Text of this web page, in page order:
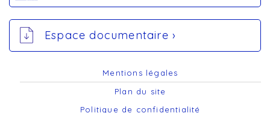
Espace documentaire ›
Mentions légales
Plan du site
Politique de confidentialité